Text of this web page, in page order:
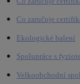
Co zaručuje
Ekologické balení
Spolupráce s
Velkoobchodní